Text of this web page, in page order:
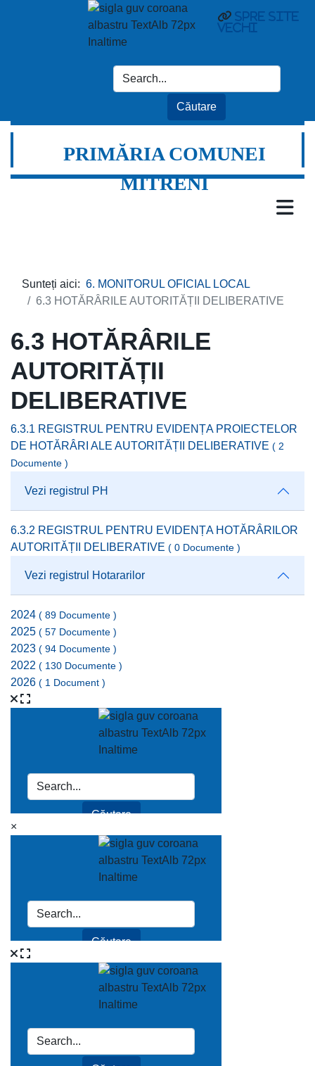
spre site
vechi
PRIMĂRIA COMUNEI
MITRENI
Sunteți aici: 6. MONITORUL OFICIAL LOCAL
6.3 HOTĂRÂRILE AUTORITĂȚII DELIBERATIVE
6.3 HOTĂRÂRILE
AUTORITĂȚII
DELIBERATIVE
6.3.1 REGISTRUL PENTRU EVIDENȚA PROIECTELOR
DE HOTĂRÂRI ALE AUTORITĂȚII DELIBERATIVE ( 2
Documente )
Vezi registrul PH
6.3.2 REGISTRUL PENTRU EVIDENȚA HOTĂRÂRILOR
AUTORITĂȚII DELIBERATIVE ( 0 Documente )
Vezi registrul Hotararilor
2024 ( 89 Documente )
2025 ( 57 Documente )
2023 ( 94 Documente )
2022 ( 130 Documente )
2026 ( 1 Document )
×